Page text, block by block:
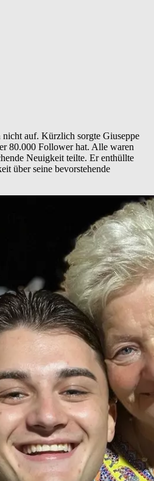
auf. Kürzlich sorgte Giuseppe
80.000 Follower hat. Alle waren
Neuigkeit teilte. Er enthüllte
über seine bevorstehende